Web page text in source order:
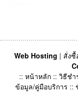
Web Hosting | สั่งซื้
:: หน้าหลัก :: วิธีชำ
ข้อมูล/คู่มือบริการ ::